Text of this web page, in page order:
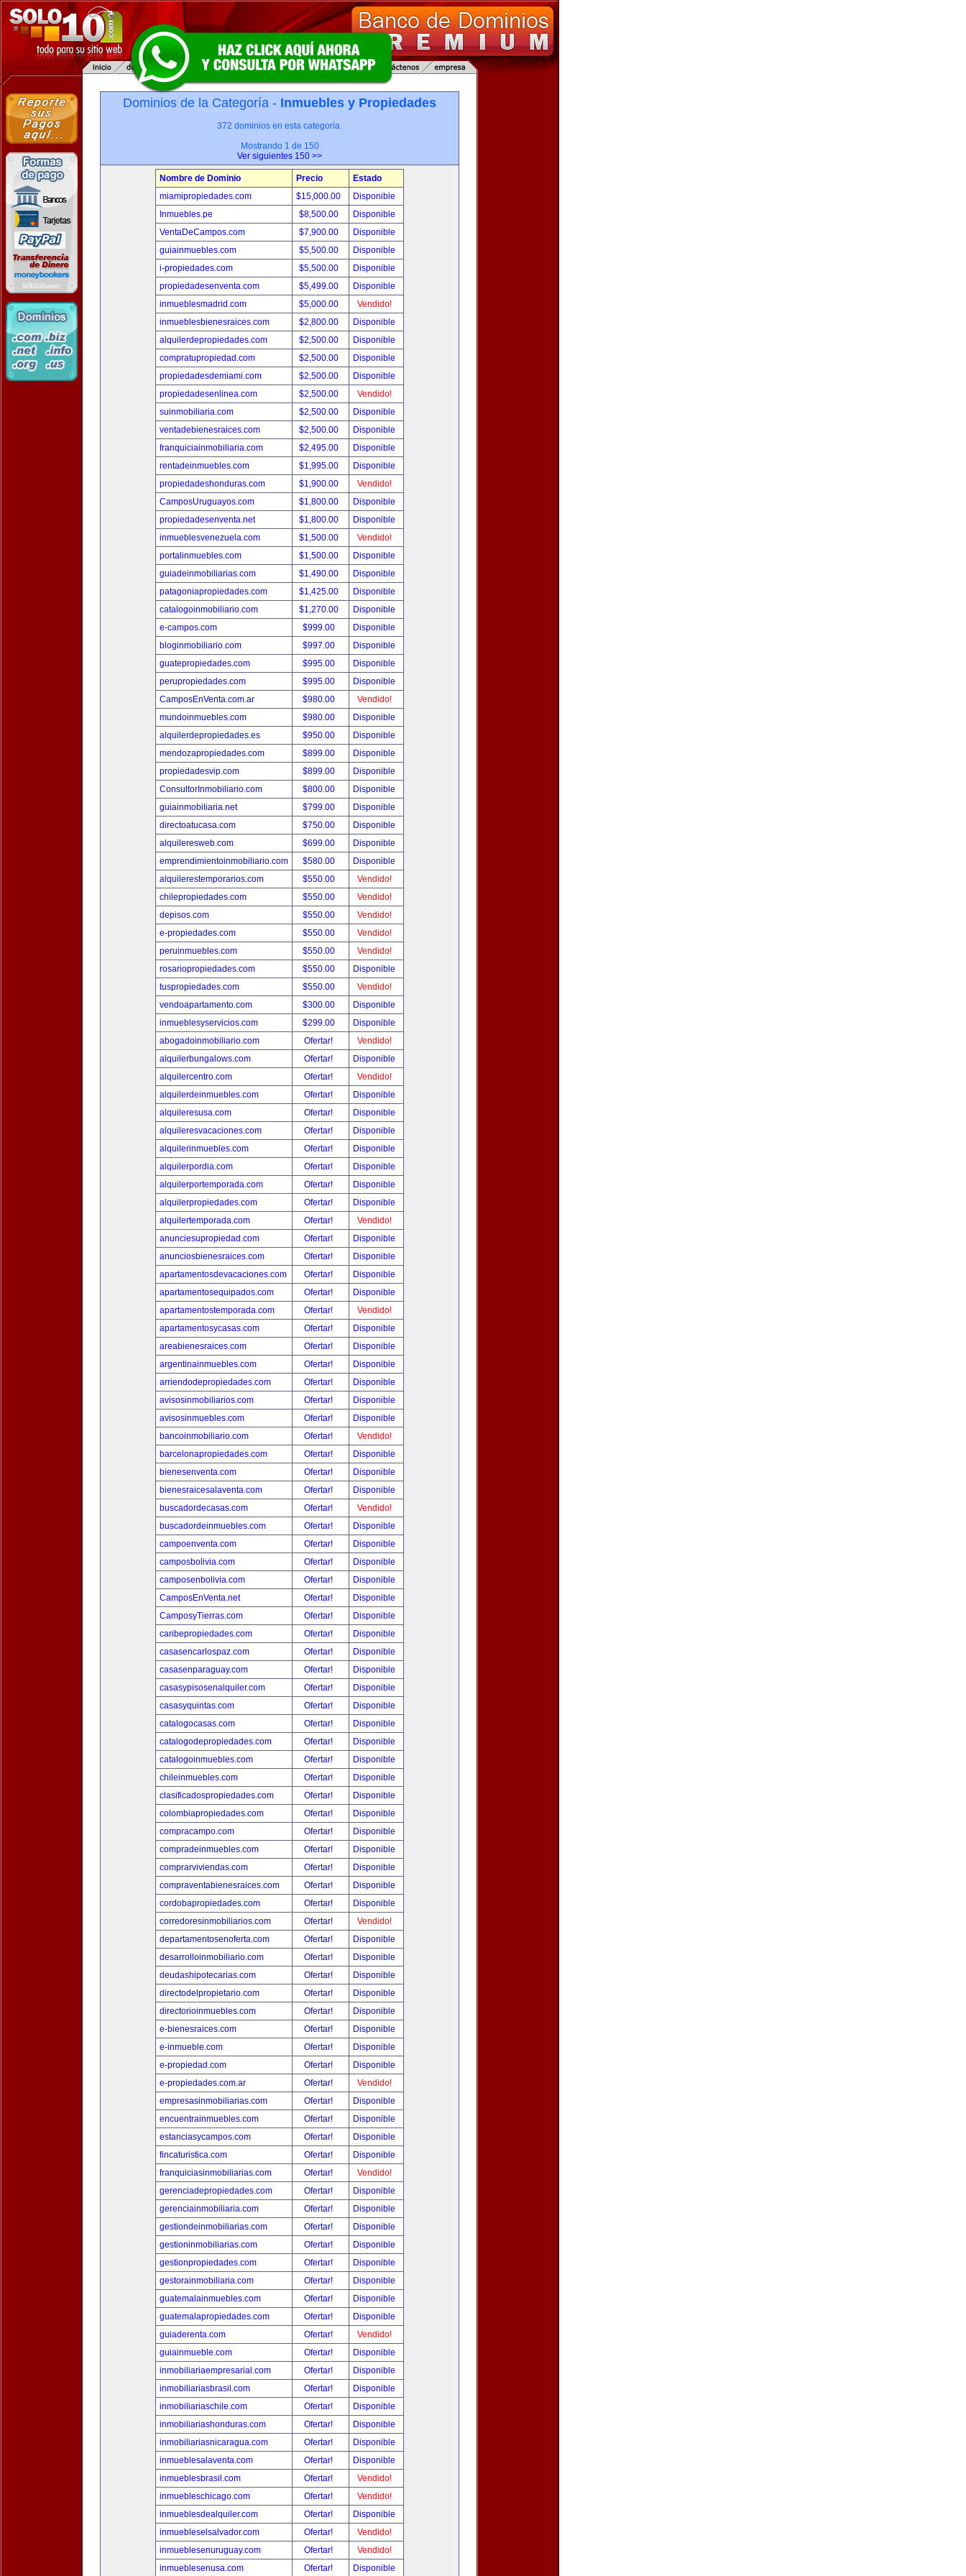
Dominios de la Categoría - Inmuebles y Propiedades
372 dominios en esta categoría.
Mostrando 1 de 150
Ver siguientes 150 >>
Nombre de Dominio Precio
Estado
miamipropiedades.com
$15,000.00
Disponible
Inmuebles.pe
$8,500.00
Disponible
VentaDeCampos.com
$7,900.00
Disponible
guiainmuebles.com
$5,500.00
Disponible
i-propiedades.com
$5,500.00
Disponible
propiedadesenventa.com
$5,499.00
Disponible
inmueblesmadrid.com
$5,000.00
Vendido!
inmueblesbienesraices.com
$2,800.00
Disponible
alquilerdepropiedades.com
$2,500.00
Disponible
compratupropiedad.com
$2,500.00
Disponible
propiedadesdemiami.com
$2,500.00
Disponible
propiedadesenlinea.com
$2,500.00
Vendido!
suinmobiliaria.com
$2,500.00
Disponible
ventadebienesraices.com
$2,500.00
Disponible
franquiciainmobiliaria.com
$2,495.00
Disponible
rentadeinmuebles.com
$1,995.00
Disponible
propiedadeshonduras.com
$1,900.00
Vendido!
CamposUruguayos.com
$1,800.00
Disponible
propiedadesenventa.net
$1,800.00
Disponible
inmueblesvenezuela.com
$1,500.00
Vendido!
portalinmuebles.com
$1,500.00
Disponible
guiadeinmobiliarias.com
$1,490.00
Disponible
patagoniapropiedades.com
$1,425.00
Disponible
catalogoinmobiliario.com
$1,270.00
Disponible
e-campos.com
$999.00
Disponible
bloginmobiliario.com
$997.00
Disponible
guatepropiedades.com
$995.00
Disponible
perupropiedades.com
$995.00
Disponible
CamposEnVenta.com.ar
$980.00
Vendido!
mundoinmuebles.com
$980.00
Disponible
alquilerdepropiedades.es
$950.00
Disponible
mendozapropiedades.com
$899.00
Disponible
propiedadesvip.com
$899.00
Disponible
ConsultorInmobiliario.com
$800.00
Disponible
guiainmobiliaria.net
$799.00
Disponible
directoatucasa.com
$750.00
Disponible
alquileresweb.com
$699.00
Disponible
emprendimientoinmobiliario.com
$580.00
Disponible
alquilerestemporarios.com
$550.00
Vendido!
chilepropiedades.com
$550.00
Vendido!
depisos.com
$550.00
Vendido!
e-propiedades.com
$550.00
Vendido!
peruinmuebles.com
$550.00
Vendido!
rosariopropiedades.com
$550.00
Disponible
tuspropiedades.com
$550.00
Vendido!
vendoapartamento.com
$300.00
Disponible
inmueblesyservicios.com
$299.00
Disponible
abogadoinmobiliario.com
Ofertar!
Vendido!
alquilerbungalows.com
Ofertar!
Disponible
alquilercentro.com
Ofertar!
Vendido!
alquilerdeinmuebles.com
Ofertar!
Disponible
alquileresusa.com
Ofertar!
Disponible
alquileresvacaciones.com
Ofertar!
Disponible
alquilerinmuebles.com
Ofertar!
Disponible
alquilerpordia.com
Ofertar!
Disponible
alquilerportemporada.com
Ofertar!
Disponible
alquilerpropiedades.com
Ofertar!
Disponible
alquilertemporada.com
Ofertar!
Vendido!
anunciesupropiedad.com
Ofertar!
Disponible
anunciosbienesraices.com
Ofertar!
Disponible
apartamentosdevacaciones.com
Ofertar!
Disponible
apartamentosequipados.com
Ofertar!
Disponible
apartamentostemporada.com
Ofertar!
Vendido!
apartamentosycasas.com
Ofertar!
Disponible
areabienesraices.com
Ofertar!
Disponible
argentinainmuebles.com
Ofertar!
Disponible
arriendodepropiedades.com
Ofertar!
Disponible
avisosinmobiliarios.com
Ofertar!
Disponible
avisosinmuebles.com
Ofertar!
Disponible
bancoinmobiliario.com
Ofertar!
Vendido!
barcelonapropiedades.com
Ofertar!
Disponible
bienesenventa.com
Ofertar!
Disponible
bienesraicesalaventa.com
Ofertar!
Disponible
buscadordecasas.com
Ofertar!
Vendido!
buscadordeinmuebles.com
Ofertar!
Disponible
campoenventa.com
Ofertar!
Disponible
camposbolivia.com
Ofertar!
Disponible
camposenbolivia.com
Ofertar!
Disponible
CamposEnVenta.net
Ofertar!
Disponible
CamposyTierras.com
Ofertar!
Disponible
caribepropiedades.com
Ofertar!
Disponible
casasencarlospaz.com
Ofertar!
Disponible
casasenparaguay.com
Ofertar!
Disponible
casasypisosenalquiler.com
Ofertar!
Disponible
casasyquintas.com
Ofertar!
Disponible
catalogocasas.com
Ofertar!
Disponible
catalogodepropiedades.com
Ofertar!
Disponible
catalogoinmuebles.com
Ofertar!
Disponible
chileinmuebles.com
Ofertar!
Disponible
clasificadospropiedades.com
Ofertar!
Disponible
colombiapropiedades.com
Ofertar!
Disponible
compracampo.com
Ofertar!
Disponible
compradeinmuebles.com
Ofertar!
Disponible
comprarviviendas.com
Ofertar!
Disponible
compraventabienesraices.com
Ofertar!
Disponible
cordobapropiedades.com
Ofertar!
Disponible
corredoresinmobiliarios.com
Ofertar!
Vendido!
departamentosenoferta.com
Ofertar!
Disponible
desarrolloinmobiliario.com
Ofertar!
Disponible
deudashipotecarias.com
Ofertar!
Disponible
directodelpropietario.com
Ofertar!
Disponible
directorioinmuebles.com
Ofertar!
Disponible
e-bienesraices.com
Ofertar!
Disponible
e-inmueble.com
Ofertar!
Disponible
e-propiedad.com
Ofertar!
Disponible
e-propiedades.com.ar
Ofertar!
Vendido!
empresasinmobiliarias.com
Ofertar!
Disponible
encuentrainmuebles.com
Ofertar!
Disponible
estanciasycampos.com
Ofertar!
Disponible
fincaturistica.com
Ofertar!
Disponible
franquiciasinmobiliarias.com
Ofertar!
Vendido!
gerenciadepropiedades.com
Ofertar!
Disponible
gerenciainmobiliaria.com
Ofertar!
Disponible
gestiondeinmobiliarias.com
Ofertar!
Disponible
gestioninmobiliarias.com
Ofertar!
Disponible
gestionpropiedades.com
Ofertar!
Disponible
gestorainmobiliaria.com
Ofertar!
Disponible
guatemalainmuebles.com
Ofertar!
Disponible
guatemalapropiedades.com
Ofertar!
Disponible
guiaderenta.com
Ofertar!
Vendido!
guiainmueble.com
Ofertar!
Disponible
inmobiliariaempresarial.com
Ofertar!
Disponible
inmobiliariasbrasil.com
Ofertar!
Disponible
inmobiliariaschile.com
Ofertar!
Disponible
inmobiliariashonduras.com
Ofertar!
Disponible
inmobiliariasnicaragua.com
Ofertar!
Disponible
inmueblesalaventa.com
Ofertar!
Disponible
inmueblesbrasil.com
Ofertar!
Vendido!
inmuebleschicago.com
Ofertar!
Vendido!
inmueblesdealquiler.com
Ofertar!
Disponible
inmuebleselsalvador.com
Ofertar!
Vendido!
inmueblesenuruguay.com
Ofertar!
Vendido!
inmueblesenusa.com
Ofertar! Disponible